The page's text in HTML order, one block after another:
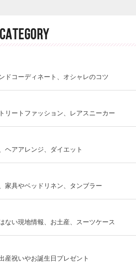
CATEGORY
ドコーディネート、オシャレのコツ
リートファッション、レアスニーカー
ヘアアレンジ、ダイエット
家具やベッドリネン、タンブラー
ない現地情報、お土産、スーツケース
産祝いやお誕生日プレゼント